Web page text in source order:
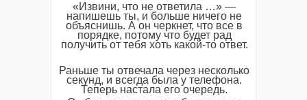
«Извини, что не ответила …» —
напишешь ты, и больше ничего не
объяснишь. А он черкнет, что все в
порядке, потому что будет рад
получить от тебя хоть какой-то ответ.
Раньше ты отвечала через несколько
секунд, и всегда была у телефона.
Теперь настала его очередь.